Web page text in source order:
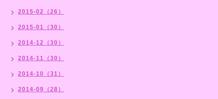
2015-02（26）
2015-01（30）
2014-12（30）
2014-11（30）
2014-10（31）
2014-09（28）